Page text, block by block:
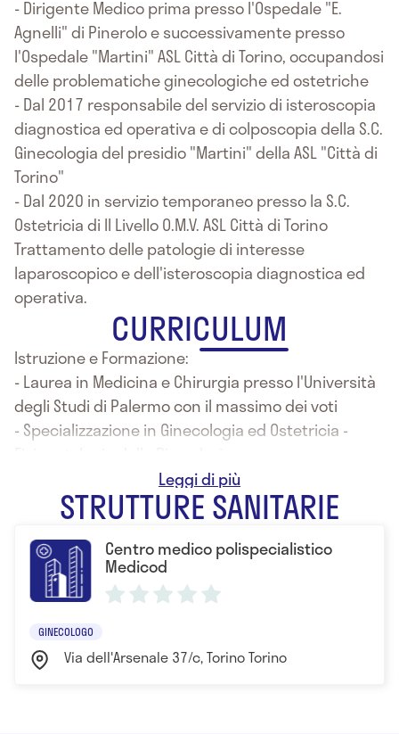
- Dirigente Medico prima presso l'Ospedale "E.
Agnelli" di Pinerolo e successivamente presso
l'Ospedale "Martini" ASL Città di Torino, occupandosi
delle problematiche ginecologiche ed ostetriche
- Dal 2017 responsabile del servizio di isteroscopia
diagnostica ed operativa e di colposcopia della S.C.
Ginecologia del presidio "Martini" della ASL "Città di
Torino"
- Dal 2020 in servizio temporaneo presso la S.C.
Ostetricia di II Livello O.M.V. ASL Città di Torino
Trattamento delle patologie di interesse
laparoscopico e dell'isteroscopia diagnostica ed
operativa.
CURRICULUM
Istruzione e Formazione:
- Laurea in Medicina e Chirurgia presso l'Università
degli Studi di Palermo con il massimo dei voti
- Specializzazione in Ginecologia ed Ostetricia -
STRUTTURE SANITARIE
Centro medico polispecialistico
Medicod
GINECOLOGO
Via dell'Arsenale 37/c, Torino Torino